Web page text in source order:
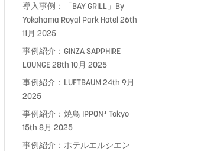
導入事例：「BAY GRILL」By
Yokohama Royal Park Hotel26th
11月 2025
事例紹介：GINZA SAPPHIRE
LOUNGE28th 10月 2025
事例紹介：LUFTBAUM24th 9月
2025
事例紹介：焼鳥 IPPON⁺ Tokyo
15th 8月 2025
事例紹介：ホテルエルシエン